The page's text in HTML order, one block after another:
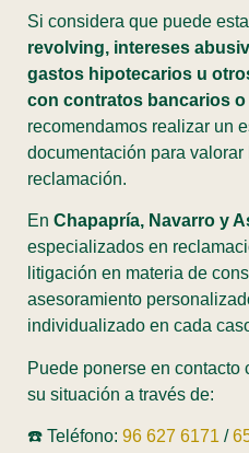
Si considera que puede
revolving, intereses
gastos hipotecarios u
con contratos bancarios
recomendamos realizar un
documentación para
reclamación.
En Chapapría, Navarro y
especializados en
litigación en materia de
asesoramiento
individualizado en cada
Puede ponerse en contacto
su situación a través de:
☎️ Teléfono: 96 627 6171 /